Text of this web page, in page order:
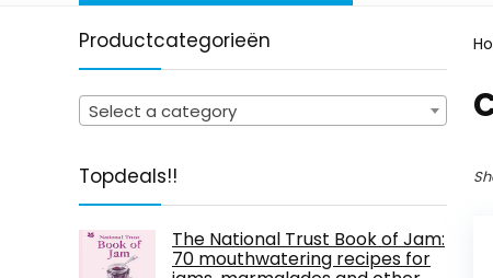
Productcategorieën
Select a category
Topdeals!!
The National Trust Book of Jam:
70 mouthwatering recipes for